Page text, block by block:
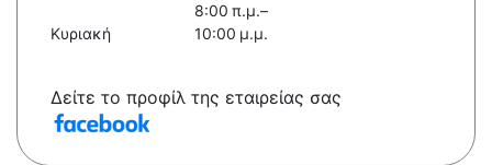
Κυριακή
8:00 π.μ.–
10:00 μ.μ.
Δείτε το προφίλ της εταιρείας σας